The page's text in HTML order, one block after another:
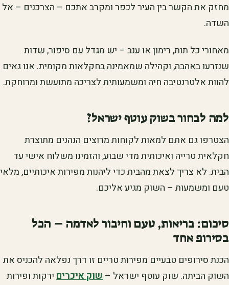
מחזק את הקשר בין העיר לכפר ומקרב אתכם – הצרכנים – אל
השדה.
מאחורי כל תות, רימון או ענב – יש מגדל עם סיפור, שדות
שנזרעו באהבה, וקהילה שמאמינה בחקלאות מקומית. אנו גאים
להוות אלטרנטיבה חיה ומשמעותית לצריכה מתועשת ומרוחקת.
למה לבחור בשוק עוטף ישראל?
הצטרפו גם אתם למאות לקוחות מרוצים הנהנים מתוצרת
חקלאית טרייה ואיכותית מדי שבוע, והזמינו משלוח אישי עד
הבית. לא צריך לצאת מהבית כדי ליהנות מפירות איכותיים, מלאי
טעם ומשמעות – השוק מגיע אליכם.
סיכום: בריאות, טעם וחיבור לאדמה – הכל
בסירופ אחד
הכנת סירופים טבעיים מפירות טריים זו דרך נפלאה להכניס את
השוק הביתה. שוק עוטף ישראל –שוק איכריםירקות ופירות